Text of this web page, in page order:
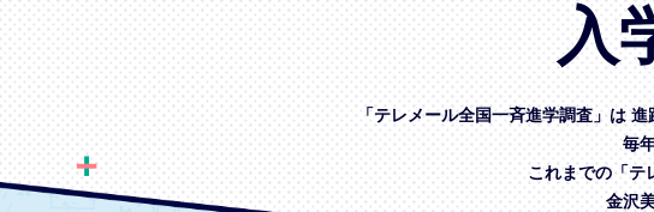
入
「テレメール全国一斉進学調査」は進
毎
これまでの「テ
金沢